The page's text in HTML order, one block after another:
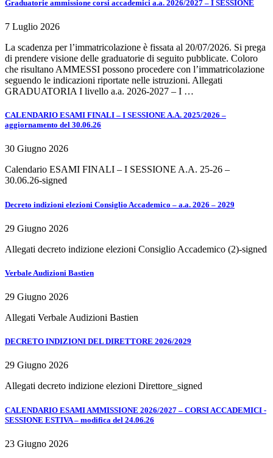
Graduatorie ammissione corsi accademici a.a. 2026/2027 – I SESSIONE
7 Luglio 2026
La scadenza per l’immatricolazione è fissata al 20/07/2026. Si prega
di prendere visione delle graduatorie di seguito pubblicate. Coloro
che risultano AMMESSI possono procedere con l’immatricolazione
seguendo le indicazioni riportate nelle istruzioni. Allegati
GRADUATORIA I livello a.a. 2026-2027 – I …
CALENDARIO ESAMI FINALI – I SESSIONE A.A. 2025/2026 –
aggiornamento del 30.06.26
30 Giugno 2026
Calendario ESAMI FINALI – I SESSIONE A.A. 25-26 –
30.06.26-signed
Decreto indizioni elezioni Consiglio Accademico – a.a. 2026 – 2029
29 Giugno 2026
Allegati decreto indizione elezioni Consiglio Accademico (2)-signed
Verbale Audizioni Bastien
29 Giugno 2026
Allegati Verbale Audizioni Bastien
DECRETO INDIZIONI DEL DIRETTORE 2026/2029
29 Giugno 2026
Allegati decreto indizione elezioni Direttore_signed
CALENDARIO ESAMI AMMISSIONE 2026/2027 – CORSI ACCADEMICI -
SESSIONE ESTIVA – modifica del 24.06.26
23 Giugno 2026